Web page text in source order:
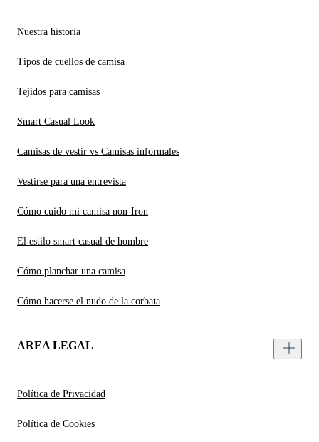
Nuestra historia
Tipos de cuellos de camisa
Tejidos para camisas
Smart Casual Look
Camisas de vestir vs Camisas informales
Vestirse para una entrevista
Cómo cuido mi camisa non-Iron
El estilo smart casual de hombre
Cómo planchar una camisa
Cómo hacerse el nudo de la corbata
AREA LEGAL
Política de Privacidad
Política de Cookies